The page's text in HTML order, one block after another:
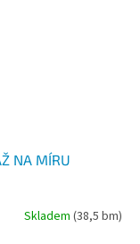
NA MÍRU
Skladem (38,5 bm)